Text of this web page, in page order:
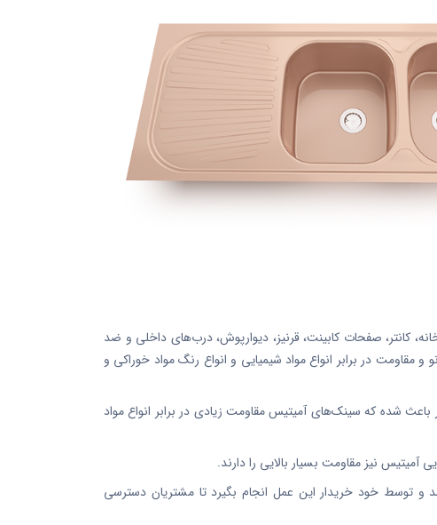
کانتر، صفحات کابینت، قرنیز، دیوارپوش، درب‌های داخلی و ضد
در برابر انواع مواد شیمیایی و انواع رنگ مواد خوراکی و
شده که سینک‌های آمیتیس مقاومت زیادی در برابر انواع مواد
خود خریدار این عمل انجام بگیرد تا مشتریان دسترسی